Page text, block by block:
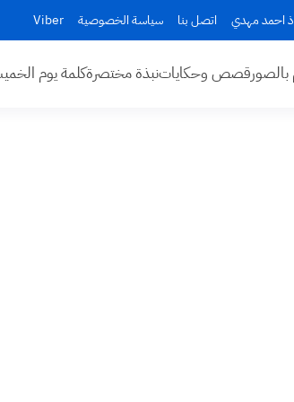
احمد مهدي اتصل بنا سياسة الخصوصية Viber
قصص وحكاياتنبذة مختصرةكلمة يوم